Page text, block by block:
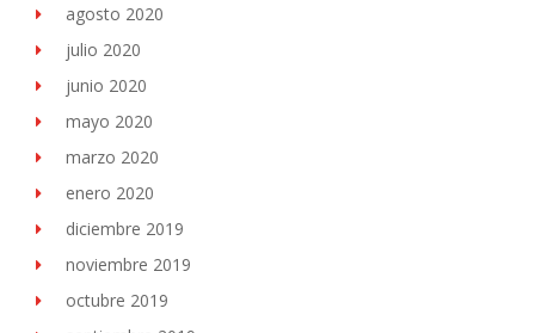
agosto 2020
julio 2020
junio 2020
mayo 2020
marzo 2020
enero 2020
diciembre 2019
noviembre 2019
octubre 2019